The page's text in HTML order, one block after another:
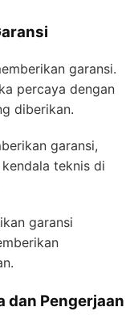
garansi.
percaya dengan
diberikan.
garansi,
teknis di
garansi
dan Pengerjaan